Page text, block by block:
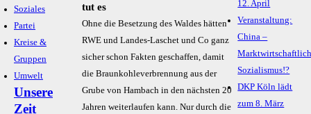
Soziales
Partei
Kreise &
Gruppen
Umwelt
Unsere
Zeit
tut es
Ohne die Besetzung des Waldes hätten
RWE und Landes-Laschet und Co ganz
sicher schon Fakten geschaffen, damit
die Braunkohleverbrennung aus der
Grube von Hambach in den nächsten 20
Jahren weiterlaufen kann. Nur durch die
12. April
Veranstaltung:
China –
Sozialismus!?
DKP Köln lädt
zum 8. März